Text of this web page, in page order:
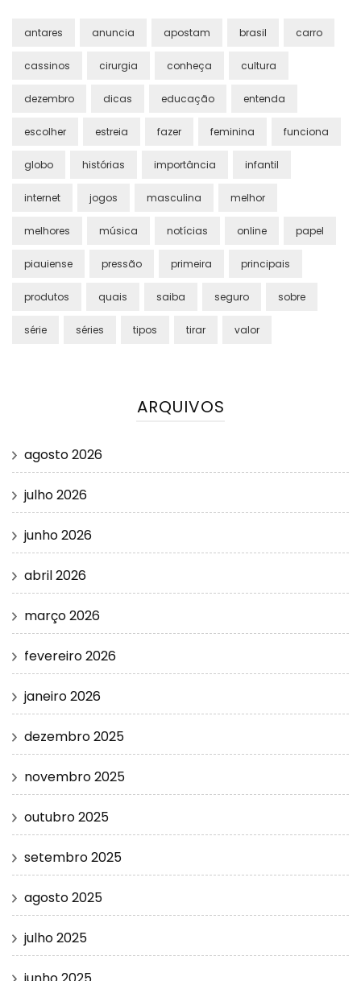
antares anuncia apostam brasil carro
cassinos cirurgia conheça cultura
dezembro dicas educação entenda
escolher estreia fazer feminina funciona
globo histórias importância infantil
internet jogos masculina melhor
melhores música notícias online papel
piauiense pressão primeira principais
produtos quais saiba seguro sobre
série séries tipos tirar valor
ARQUIVOS
agosto 2026
julho 2026
junho 2026
abril 2026
março 2026
fevereiro 2026
janeiro 2026
dezembro 2025
novembro 2025
outubro 2025
setembro 2025
agosto 2025
julho 2025